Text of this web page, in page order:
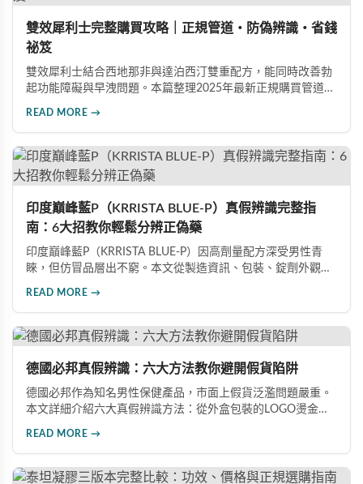
雙效犀利士完整購買攻略｜正規管道・防偽辨識・省錢
祕笈
雙效犀利士結合西地那非與達泊西汀雙重配方，能同時改善勃
起功能障礙與早洩問題。本篇整理2025年最新正規購買管道、
READ MORE →
印度巔峰藍P（KRRISTA BLUE-P）真假辨識完整指
南：6大招教你輕鬆分辨正偽藥
印度巔峰藍P（KRRISTA BLUE-P）因高劑量配方深受男性青
睞，但仿冒品層出不窮。本文從製造資訊、包裝、錠劑外觀、
READ MORE →
德國必邦真假辨識：六大方法教你避開假貨陷阱
德國必邦作為知名男性保健產品，市面上假貨泛濫問題嚴重。
本文詳細介紹六大真假辨識方法：從外盒包裝的LOGO燙金工
產品。
READ MORE →